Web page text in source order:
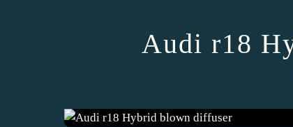
Audi r18